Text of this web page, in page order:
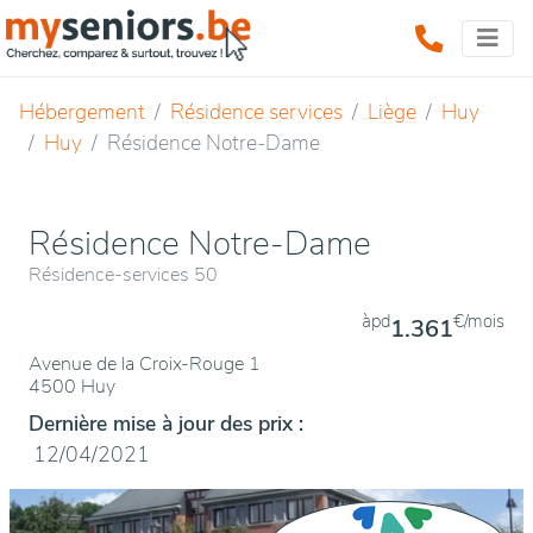
Hébergement Résidence services Liège
Huy
Huy
Résidence Notre-Dame
Résidence Notre-Dame
Résidence-services 50
Avenue de la Croix-Rouge 1
4500 Huy
àpd1.361€/mois
Dernière mise à jour des prix :
12/04/2021